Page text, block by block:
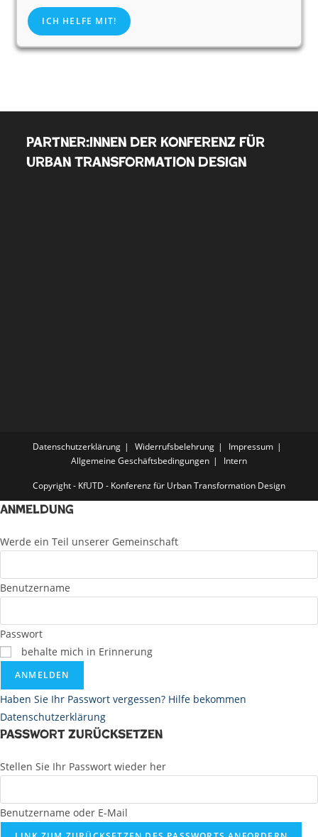
ICH HELFE MIT!
Partner:innen der Konferenz für
Urban Transformation Design
Datenschutzerklärung Widerrufsbelehrung
Impressum
Allgemeine Geschäftsbedingungen
Intern
Copyright - KfUTD - Konferenz für Urban Transformation Design
Anmeldung
Werde ein Teil unserer Gemeinschaft
Benutzername
Passwort
behalte mich in Erinnerung
ANMELDEN
Haben Sie Ihr Passwort vergessen? Hilfe bekommen
Datenschutzerklärung
Passwort zurücksetzen
Stellen Sie Ihr Passwort wieder her
Benutzername oder E-Mail